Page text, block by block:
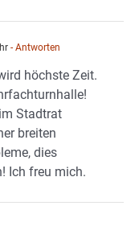
- Antworten
höchste Zeit.
Stadtrat
breiten
dies
Ich freu mich.